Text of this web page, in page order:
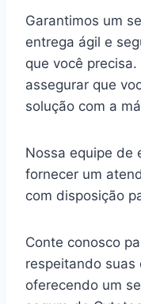
Garantimos um
entrega ágil e
que você
assegurar que
solução com a
Nossa equipe de
fornecer um
com disposição
Conte conosco
respeitando suas
oferecendo um